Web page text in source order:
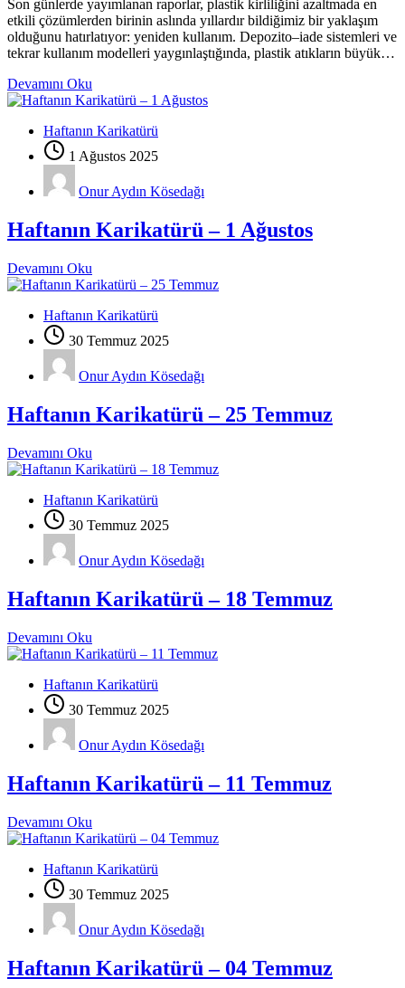
Son günlerde yayımlanan raporlar, plastik kirliliğini azaltmada en
etkili çözümlerden birinin aslında yıllardır bildiğimiz bir yaklaşım
olduğunu hatırlatıyor: yeniden kullanım. Depozito–iade sistemleri ve
tekrar kullanım modelleri yaygınlaştığında, plastik atıkların büyük…
Devamını Oku
Haftanın Karikatürü
1 Ağustos 2025
Onur Aydın Kösedağı
Haftanın Karikatürü – 1 Ağustos
Devamını Oku
Haftanın Karikatürü
30 Temmuz 2025
Onur Aydın Kösedağı
Haftanın Karikatürü – 25 Temmuz
Devamını Oku
Haftanın Karikatürü
30 Temmuz 2025
Onur Aydın Kösedağı
Haftanın Karikatürü – 18 Temmuz
Devamını Oku
Haftanın Karikatürü
30 Temmuz 2025
Onur Aydın Kösedağı
Haftanın Karikatürü – 11 Temmuz
Devamını Oku
Haftanın Karikatürü
30 Temmuz 2025
Onur Aydın Kösedağı
Haftanın Karikatürü – 04 Temmuz